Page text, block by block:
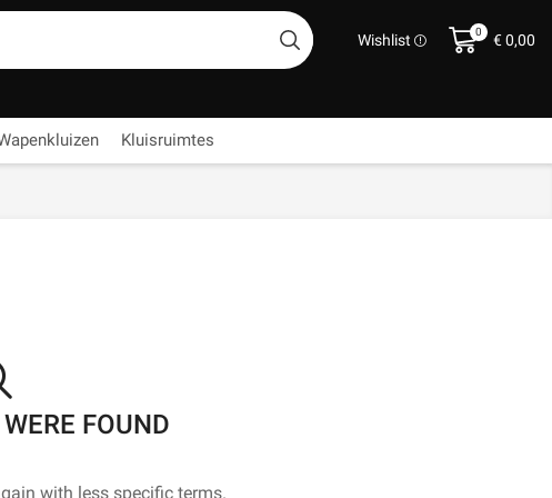
Wishlist 0 €0,00
Kluisruimtes
FOUND
with less specific terms.